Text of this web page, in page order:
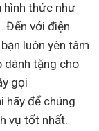
hình thức như
với điện
luôn yên tâm
dành tặng cho
gọi
hãy để chúng
vụ tốt nhất.